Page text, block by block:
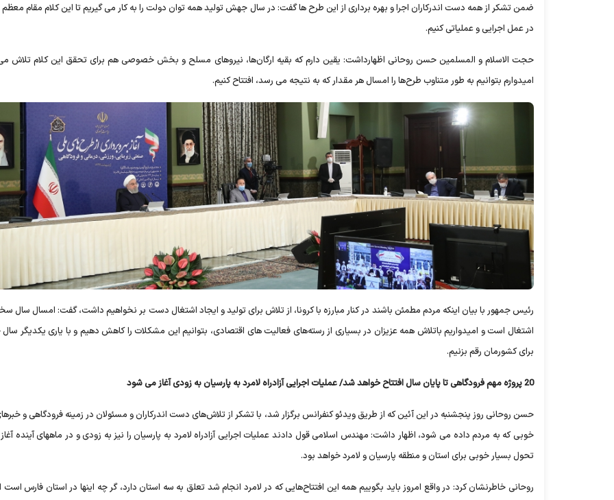
ضمن تشکر از همه دست اندرکاران اجرا و بهره برداری از این طرح ها گفت: در سال جهش تولید همه توان دولت را به کار می گیریم تا این کلام مقام معظم
در عمل اجرایی و عملیاتی کنیم.
حجت الاسلام و المسلمین حسن روحانی اظهارداشت: یقین دارم که بقیه ارگان‌ها، نیروهای مسلح و بخش خصوصی هم برای تحقق این کلام تلاش
امیدوارم بتوانیم به طور متناوب طرح‌ها را امسال هر مقدار که به نتیجه می رسد، افتتاح کنیم.
رئیس جمهور با بیان اینکه مردم مطمئن باشند در کنار مبارزه با کرونا، از تلاش برای تولید و ایجاد اشتغال دست بر نخواهیم داشت، گفت: امسال سال
اشتغال است و امیدواریم باتلاش همه عزیزان در بسیاری از رسته‌های فعالیت های اقتصادی، بتوانیم این مشکلات را کاهش دهیم و با یاری یکدیگر سال
برای کشورمان رقم بزنیم.
20 پروژه مهم فرودگاهی تا پایان سال افتتاح خواهد شد/ عملیات اجرایی آزادراه لامرد به پارسیان به زودی آغاز می شود
حسن روحانی روز پنجشنبه در این آئین که از طریق ویدئو کنفرانس برگزار شد، با تشکر از تلاش‌های دست اندرکاران و مسئولان در زمینه فرودگاهی و
خوبی که به مردم داده می شود، اظهار داشت: مهندس اسلامی قول دادند عملیات اجرایی آزادراه لامرد به پارسیان را نیز به زودی و در ماههای آینده
تحول بسیار خوبی برای استان و منطقه پارسیان و لامرد خواهد بود.
روحانی خاطرنشان کرد: در واقع امروز باید بگوییم همه این افتتاح‌هایی که در لامرد انجام شد تعلق به سه استان دارد، گر چه اینها در استان فارس است